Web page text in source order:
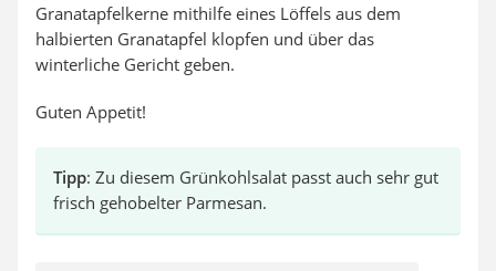
Granatapfelkerne mithilfe eines Löffels aus dem
halbierten Granatapfel klopfen und über das
winterliche Gericht geben.
Guten Appetit!
Tipp: Zu diesem Grünkohlsalat passt auch sehr gut
frisch gehobelter Parmesan.